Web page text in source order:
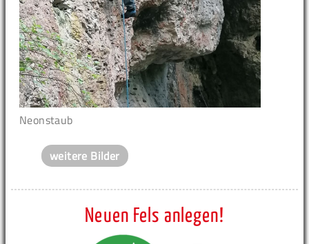
Neonstaub
weitere Bilder
Neuen Fels anlegen!